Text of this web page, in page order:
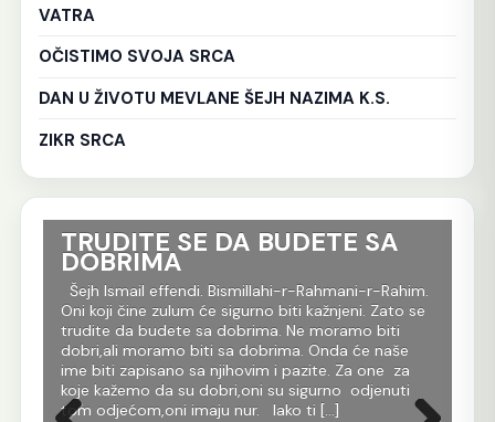
VATRA
OČISTIMO SVOJA SRCA
DAN U ŽIVOTU MEVLANE ŠEJH NAZIMA K.S.
ZIKR SRCA
TRUDITE SE DA BUDETE SA
DOBRIMA
Šejh Ismail effendi. Bismillahi-r-Rahmani-r-Rahim.
Oni koji čine zulum će sigurno biti kažnjeni. Zato se
trudite da budete sa dobrima. Ne moramo biti
dobri,ali moramo biti sa dobrima. Onda će naše
ime biti zapisano sa njihovim i pazite. Za one za
koje kažemo da su dobri,oni su sigurno odjenuti
tom odjećom,oni imaju nur. Iako ti […]